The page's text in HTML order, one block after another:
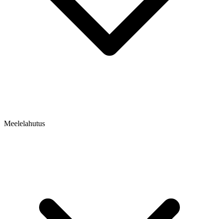
Meelelahutus